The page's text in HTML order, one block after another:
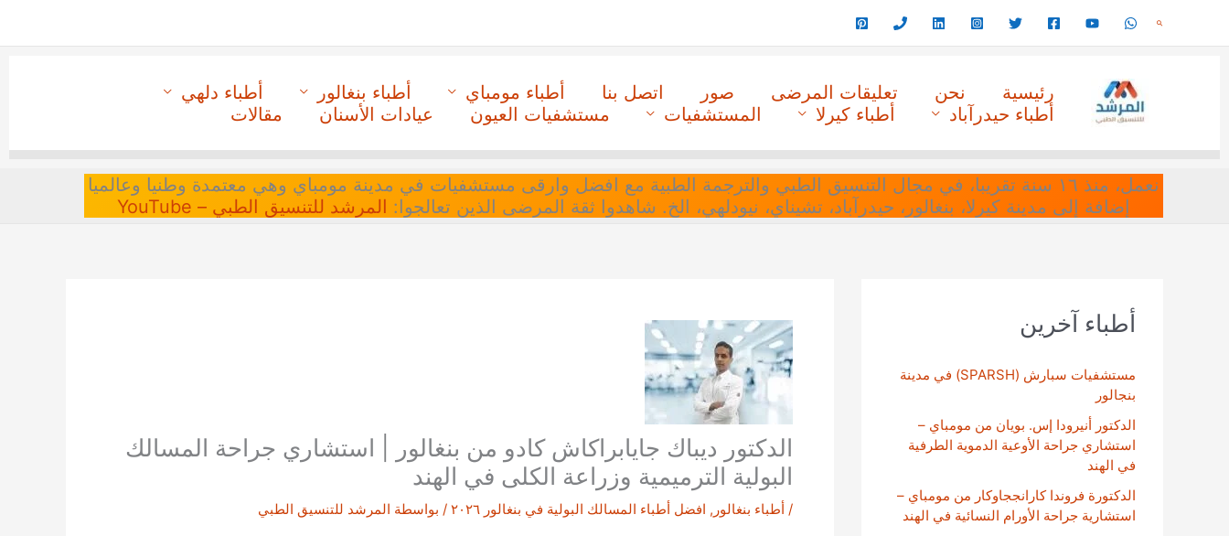
البحث
رئيسية نحن تعليقات المرضى صور اتصل بنا أطباء مومباي أطباء بنغالور
أطباء دلهي
أطباء حيدرآباد
أطباء كيرلا المستشفيات مستشفيات العيون عيادات الأسنان مقالات
نعمل، منذ ١٦ سنة تقريبا، في مجال التنسيق الطبي والترجمة الطبية مع افضل وارقى مستشفيات في مدينة مومباي وهي معتمدة وطنيا وعالميا
إضافة إلى مدينة كيرلا، بنغالور، حيدرآباد، تشيناي، نيودلهي، الخ. شاهدوا ثقة المرضى الذين تعالجوا: المرشد للتنسيق الطبي – YouTube
أطباء آخرين
مستشفيات سبارش (SPARSH) في مدينة
بنجالور
الدكتور أنيرودا إس. بويان من مومباي –
استشاري جراحة الأوعية الدموية الطرفية
في الهند
الدكتورة فروندا كارانججاوكار من مومباي –
استشارية جراحة الأورام النسائية في الهند
الدكتور ديباك جايابراكاش كادو من بنغالور | استشاري جراحة المسالك
البولية الترميمية وزراعة الكلى في الهند
/ أطباء بنغالور , افضل أطباء المسالك البولية في بنغالور ٢٠٢٦ / بواسطة المرشد للتنسيق الطبي